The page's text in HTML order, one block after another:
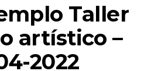
Taller
artístico –
2022